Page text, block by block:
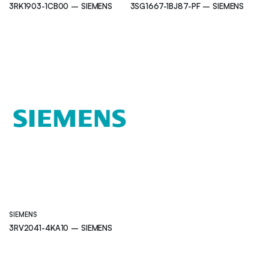
3RK1903-1CB00 – SIEMENS 3SG1667-1BJ87-PF – SIEMENS
SIEMENS
3RV2041-4KA10 – SIEMENS